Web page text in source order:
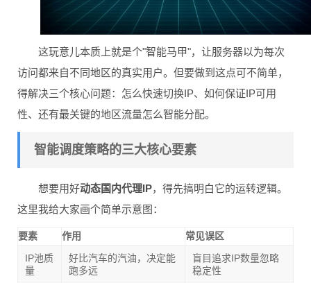
这玩意儿本质上就是个"智能马甲"，让服务器以为每次
访问都来自不同地区的真实用户。但要做到这点可不简单，
得解决三个核心问题：怎么快速切换IP、如何保证IP可用
性、还有最关键的地区流量怎么智能分配。
智能调度策略的三大核心要素
想要用好动态国内代理IP，得先搞明白它的运转逻辑。
这里我给大家画个简单示意图：
要素 作用
常见误区
IP池质
量
好比汽车的汽油，决定能
跑多远
盲目追求IP数量忽略
稳定性